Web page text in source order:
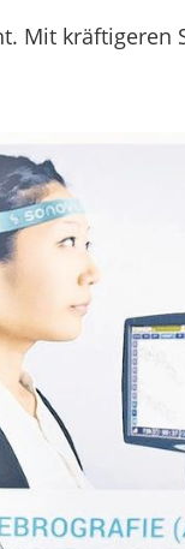
Mit kräftigeren